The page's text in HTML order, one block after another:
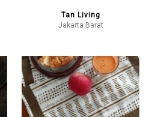
Tan Living
Jakarta Barat